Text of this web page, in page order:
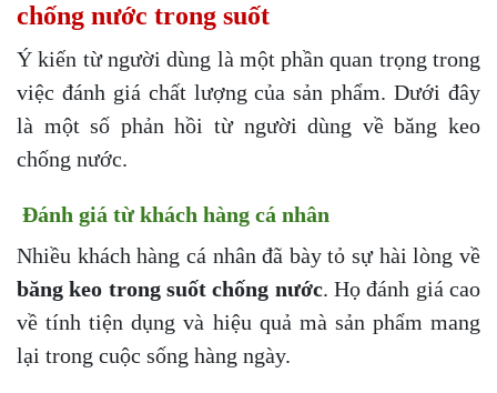
chống nước trong suốt
Ý kiến từ người dùng là một phần quan trọng trong
việc đánh giá chất lượng của sản phẩm. Dưới đây
là một số phản hồi từ người dùng về băng keo
chống nước.
Đánh giá từ khách hàng cá nhân
Nhiều khách hàng cá nhân đã bày tỏ sự hài lòng về
băng keo trong suốt chống nước. Họ đánh giá cao
về tính tiện dụng và hiệu quả mà sản phẩm mang
lại trong cuộc sống hàng ngày.